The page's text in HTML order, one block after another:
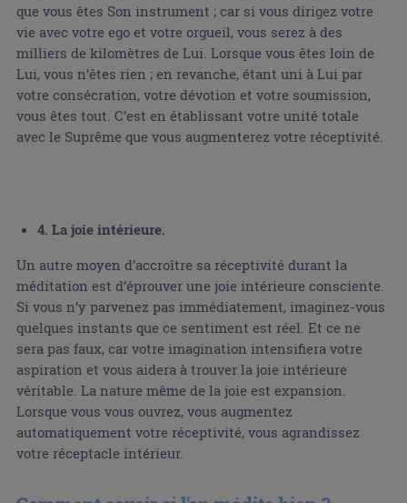
que vous êtes Son instrument ; car si vous dirigez votre
vie avec votre ego et votre orgueil, vous serez à des
milliers de kilomètres de Lui. Lorsque vous êtes loin de
Lui, vous n’êtes rien ; en revanche, étant uni à Lui par
votre consécration, votre dévotion et votre soumission,
vous êtes tout. C’est en établissant votre unité totale
avec le Suprême que vous augmenterez votre réceptivité.
4. La joie intérieure.
Un autre moyen d’accroître sa réceptivité durant la
méditation est d’éprouver une joie intérieure consciente.
Si vous n’y parvenez pas immédiatement, imaginez-vous
quelques instants que ce sentiment est réel. Et ce ne
sera pas faux, car votre imagination intensifiera votre
aspiration et vous aidera à trouver la joie intérieure
véritable. La nature même de la joie est expansion.
Lorsque vous vous ouvrez, vous augmentez
automatiquement votre réceptivité, vous agrandissez
votre réceptacle intérieur.